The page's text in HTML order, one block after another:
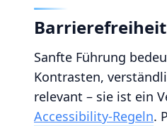
Sanfte Führung
Kontrasten,
relevant – sie ist ein
Accessibility-Regeln.